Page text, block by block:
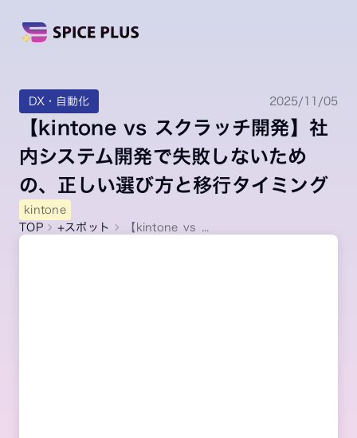
DX・自動化 2025/11/05
【kintone vs スクラッチ開発】社
内システム開発で失敗しないため
の、正しい選び方と移行タイミング
kintone
TOP
+スポット 【kintone vs ...